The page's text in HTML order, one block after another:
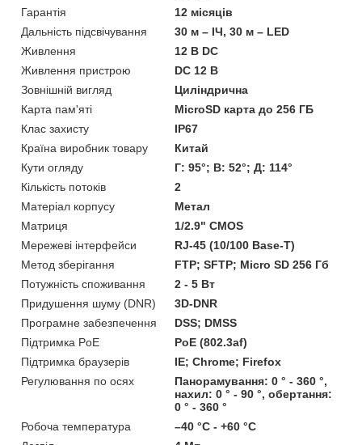
Гарантія
12 місяців
Дальність підсвічування
30 м – ІЧ, 30 м – LED
Живлення
12 В DC
Живлення пристрою
DC 12 В
Зовнішній вигляд
Циліндрична
Карта пам'яті
MicroSD карта до 256 ГБ
Клас захисту
IP67
Країна виробник товару
Китай
Кути огляду
Г: 95°; В: 52°; Д: 114°
Кількість потоків
2
Матеріал корпусу
Метал
Матриця
1/2.9" CMOS
Мережеві інтерфейси
RJ-45 (10/100 Base-T)
Метод зберігання
FTP; SFTP; Micro SD 256 Гб
Потужність споживання
2 - 5 Вт
Придушення шуму (DNR)
3D-DNR
Програмне забезпечення
DSS; DMSS
Підтримка PoE
PoE (802.3af)
Підтримка браузерів
IE; Chrome; Firefox
Регулювання по осях
Панорамування: 0 ° - 360 °,
нахил: 0 ° - 90 °, обертання:
0 ° - 360 °
Робоча температура
–40 °C - +60 °C